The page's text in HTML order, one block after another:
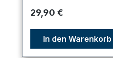
Regulärer Preis:
29,90 €
In den Warenkorb